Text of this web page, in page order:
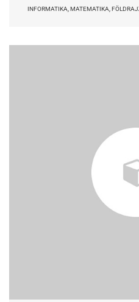
INFORMATIKA, MATEMATIKA,